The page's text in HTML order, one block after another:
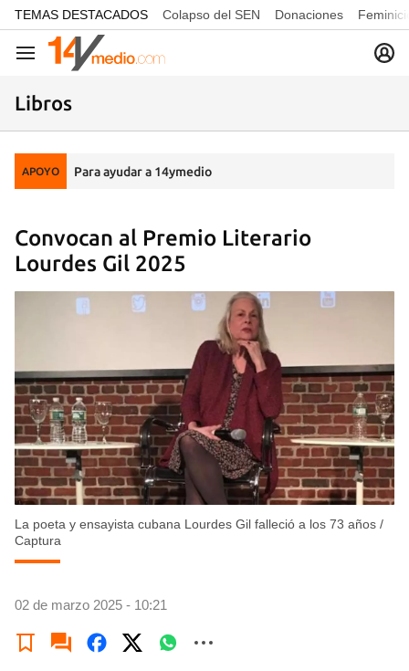
common.go-to-content
TEMAS DESTACADOS Colapso del SEN Donaciones
Navegación
Libros
APOYO Para ayudar a 14ymedio
Convocan al Premio Literario
Lourdes Gil 2025
La poeta y ensayista cubana Lourdes Gil falleció a los 73 años /
Captura
02 de marzo 2025 - 10:21